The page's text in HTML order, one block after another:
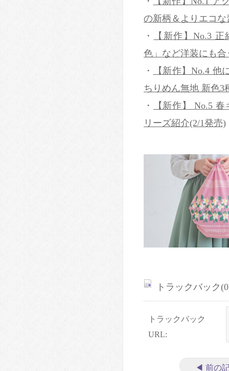
の新柄＆よりエコ
・
【新作】No.3
色」など洋装にも
・
【新作】No.4
ちりめん無地 新色3
・
【新作】 No.5
リーズ紹介(2/1発売)
トラックバック
トラックバック
URL:
◀ 前の